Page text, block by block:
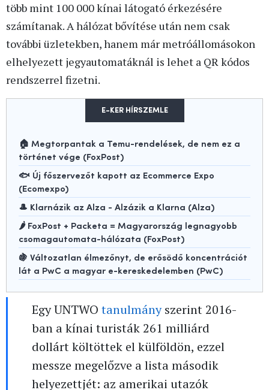
több mint 100 000 kínai látogató érkezésére
számítanak. A hálózat bővítése után nem csak
további üzletekben, hanem már metróállomásokon
elhelyezett jegyautomatáknál is lehet a QR kódos
rendszerrel fizetni.
E-KER HÍRSZEMLE
🏠 Megtorpantak a Temu-rendelések, de nem ez a
történet vége (FoxPost)
🐟 Új főszervezőt kapott az Ecommerce Expo
(Ecomexpo)
🎩 Klarnázik az Alza - Alzázik a Klarna (Alza)
🌶️ FoxPost + Packeta = Magyarország legnagyobb
csomagautomata-hálózata (FoxPost)
🍇 Változatlan élmezőnyt, de erősödő koncentrációt
lát a PwC a magyar e-kereskedelemben (PwC)
Egy UNTWO tanulmányszerint 2016-
ban a kínai turisták 261 milliárd
dollárt költöttek el külföldön, ezzel
messze megelőzve a lista második
helyezettjét: az amerikai utazók